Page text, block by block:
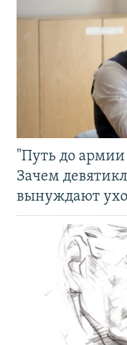
"Путь до армии
Зачем
вынуждают